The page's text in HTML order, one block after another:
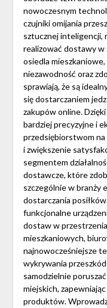
nowoczesnym
czujniki omijania
sztucznej inteligencji,
realizować dostawy w
osiedla
niezawodność oraz
sprawiają, że są
się dostarczaniem
zakupów online.
bardziej precyzyjne i
przedsiębiorstwom
i zwiększenie
segmentem
dostawcze, które
szczególnie w branży
dostarczania
funkcjonalne
dostaw w
mieszkaniowych,
najnowocześniejsze
wykrywania
samodzielnie
miejskich,
produktów.